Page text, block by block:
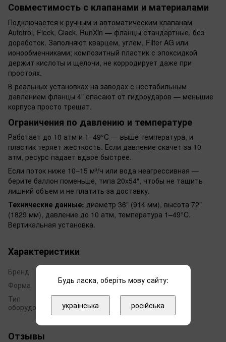
Совместимость с клапанами и материалами
Подключается к ручным и автоматическим клапанам
Autotrol, Fleck, Clack, RunXin — фланцы стандартные, без
доработок. Заполняют кварцем, углем, Filter AG или
ионообменниками; композитный пластик с эпоксидкой
держит кислоты и щелочи, не корродирует даже при
простоях.
В реальных установках на заводах с нестабильным
давлением фланцы 4" спасают от гидроударов — меньшие
корпуса просто трещат.
Ограничения по давлению и температуре
Работает до 10 атм и 1–49°C — выше температура, и
пластик теряет жесткость. Если давление скачет за 10
атм, ресурс падает вдвое быстрее.
Если поток ниже 10–15 м³/ч или вода неагрессивная —
берите баллон поменьше, типа 20x54", чтобы не тащить
лишний объем и не платить за доставку.
Технические данные: диаметр 36" (914 мм), высота 72"
(1829 мм), давление до 10 атм, температура 1–49°C.
Вертикальная установка.
Характеристики
Бренд
Форма
3672
Тип
оборудования
баллон
Отзывы
Будь ласка, оберіть мову сайту:
українська російська